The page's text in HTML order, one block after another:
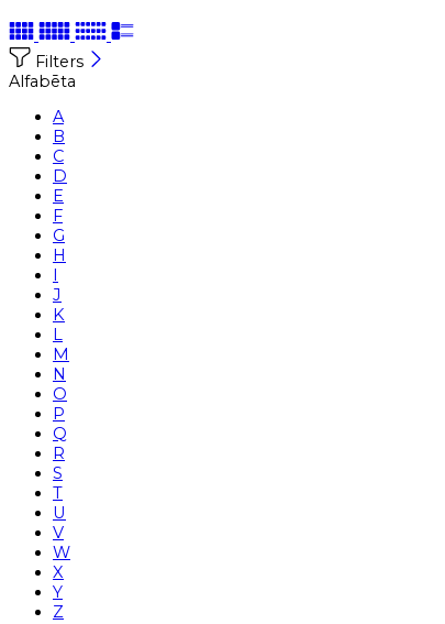
Filters
Alfabēta
A
B
C
D
E
F
G
H
I
J
K
L
M
N
O
P
Q
R
S
T
U
V
W
X
Y
Z